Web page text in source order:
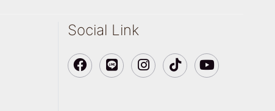
Social Link